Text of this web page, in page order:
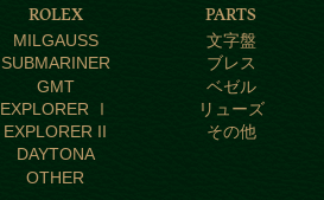
ROLEX
MILGAUSS
SUBMARINER
GMT
EXPLORER Ⅰ
EXPLORER II
DAYTONA
OTHER
PARTS
文字盤
ブレス
ベゼル
リューズ
その他